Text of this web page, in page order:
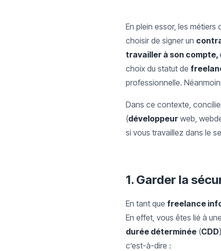
En plein essor, les métiers
choisir de signer un
travailler à son compte,
choix du statut de
professionnelle.
Dans ce contexte,
(développeur web,
si vous travaillez dans le
1. Garder la
En tant que freelance
En effet, vous êtes lié à une
durée déterminée (CDD
c’est-à-dire :